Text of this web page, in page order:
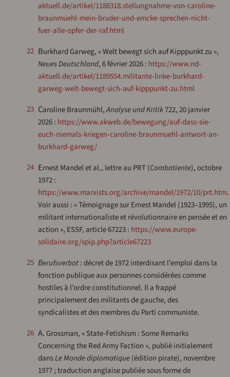
aktuell.de/artikel/1188318.stellungnahme-von-caroline-
braunmuehl-mein-bruder-und-emcke-sprechen-nicht-
fuer-alle-opfer-der-raf.html
22
Burkhard Garweg, « Welt bewegt sich auf Kipppunkt zu »,
Neues Deutschland, 6 février 2026 : https://www.nd-
aktuell.de/artikel/1189554.militante-linke-burkhard-
garweg-welt-bewegt-sich-auf-kipppunkt-zu.html
23
Caroline Braunmühl,Analyse und Kritik722, 20 janvier
2026 : https://www.akweb.de/bewegung/auf-dass-sie-
euch-niemals-kriegen-caroline-braunmuehl-antwort-an-
burkhard-garweg/
24
Ernest Mandel et al., lettre au PRT (Combatiente), octobre
1972 :
https://www.marxists.org/archive/mandel/1972/10/prt.htm.
Voir aussi : « Témoignage sur Ernest Mandel (1923–1995), un
militant internationaliste et révolutionnaire en pensée et en
action », ESSF, article 67223 : https://www.europe-
solidaire.org/spip.php?article67223
25
Berufsverbot: décret de 1972 interdisant l’emploi dans la
fonction publique aux personnes considérées comme
hostiles à l’ordre constitutionnel. Il a frappé
principalement des militants de gauche, des
syndicalistes et des membres du Parti communiste.
26 A. Grossman, « State-Fetishism : Some Remarks
Concerning the Red Army Faction », publié initialement
dansLe Monde diplomatique(édition pirate), novembre
1977 ; traduction anglaise publiée sous forme de